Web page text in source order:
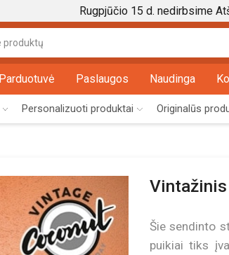
Rugpjūčio 15 d. nedirbsime
Parduotuvė Paslaugos Naudinga
Personalizuoti produktai Originalūs
Vintažinis
Šie sendinto
puikiai tiks